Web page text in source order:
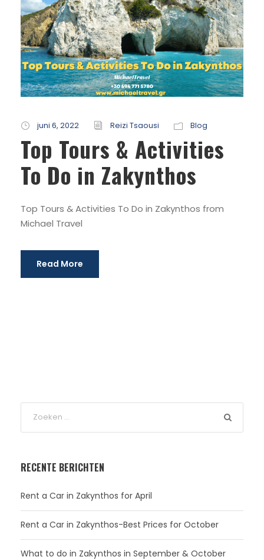
juni 6, 2022 Reizi Tsaousi Blog
Top Tours & Activities
To Do in Zakynthos
Top Tours & Activities To Do in Zakynthos from
Michael Travel
Read More
RECENTE BERICHTEN
Rent a Car in Zakynthos for April
Rent a Car in Zakynthos-Best Prices for October
What to do in Zakynthos in September & October